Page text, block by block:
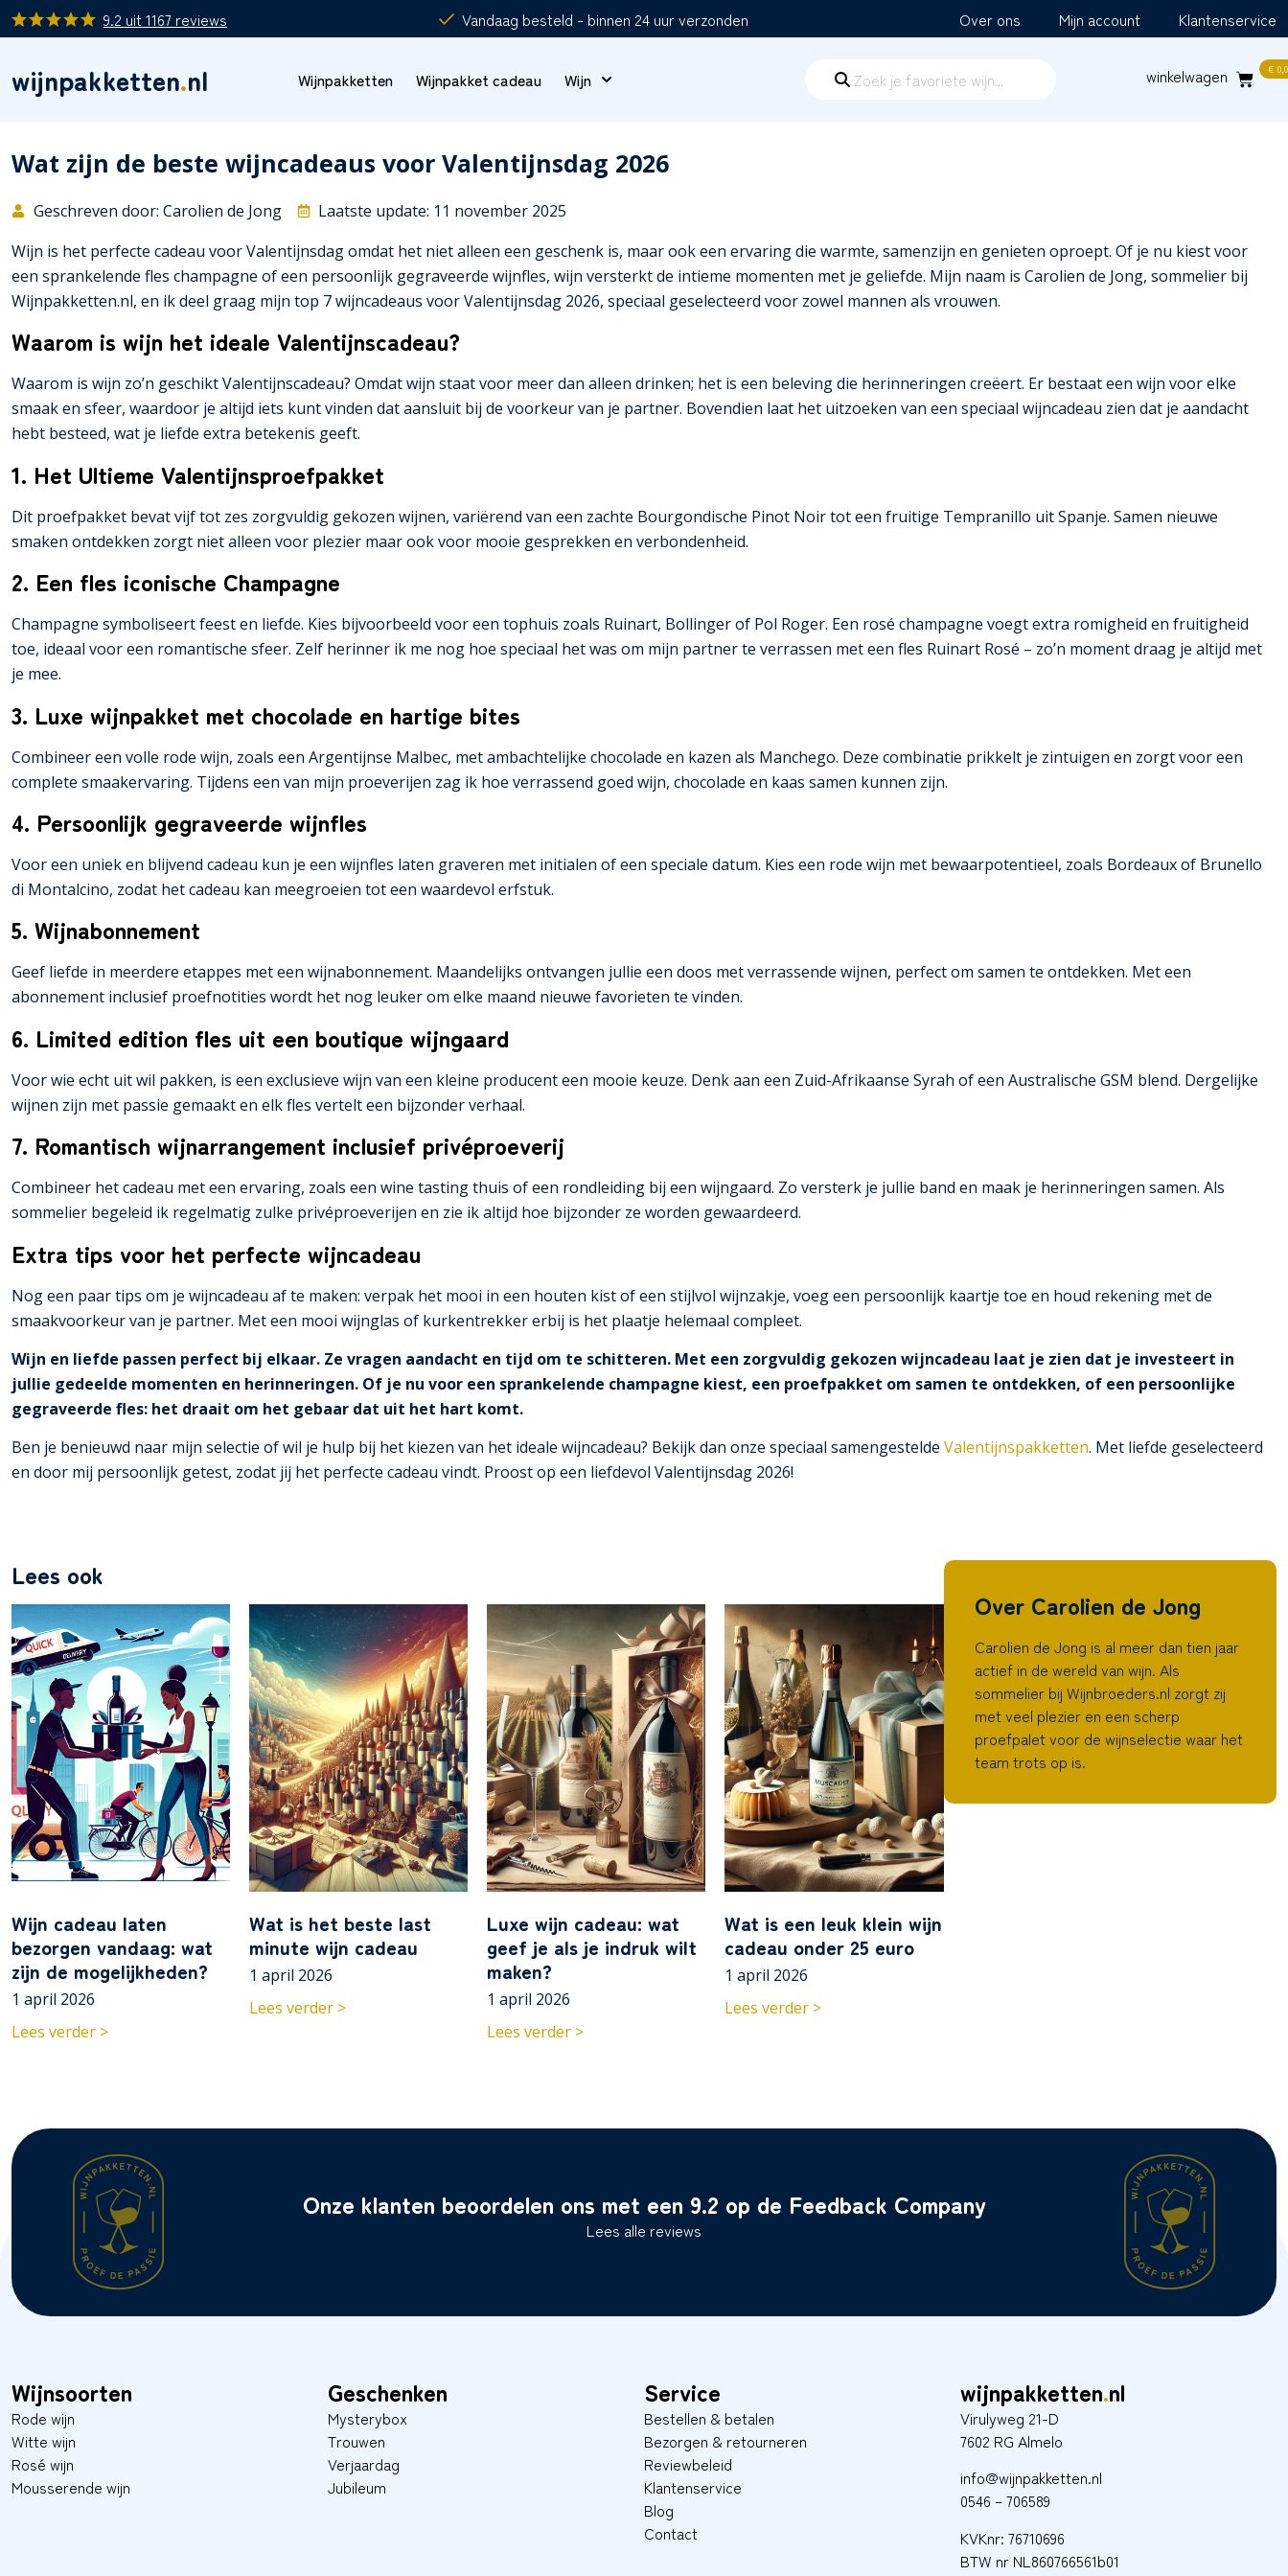
9.2 uit1167 reviews Vandaag besteld - binnen 24 uur verzonden Over ons Mijn account Klantenservice
wijnpakketten.nl Wijnpakketten Wijnpakket cadeau Wijn €
Wat zijn de beste wijncadeaus voor Valentijnsdag 2026
Geschreven door: Carolien de Jong
Laatste update: 11 november 2025
Wijn is het perfecte cadeau voor Valentijnsdag omdat het niet alleen een geschenk is, maar ook een ervaring die warmte, samenzijn en genieten oproept. Of je nu kiest voor
een sprankelende fles champagne of een persoonlijk gegraveerde wijnfles, wijn versterkt de intieme momenten met je geliefde. Mijn naam is Carolien de Jong, sommelier bij
Wijnpakketten.nl, en ik deel graag mijn top 7 wijncadeaus voor Valentijnsdag 2026, speciaal geselecteerd voor zowel mannen als vrouwen.
Waarom is wijn het ideale Valentijnscadeau?
Waarom is wijn zo’n geschikt Valentijnscadeau? Omdat wijn staat voor meer dan alleen drinken; het is een beleving die herinneringen creëert. Er bestaat een wijn voor elke
smaak en sfeer, waardoor je altijd iets kunt vinden dat aansluit bij de voorkeur van je partner. Bovendien laat het uitzoeken van een speciaal wijncadeau zien dat je aandacht
hebt besteed, wat je liefde extra betekenis geeft.
1. Het Ultieme Valentijnsproefpakket
Dit proefpakket bevat vijf tot zes zorgvuldig gekozen wijnen, variërend van een zachte Bourgondische Pinot Noir tot een fruitige Tempranillo uit Spanje. Samen nieuwe
smaken ontdekken zorgt niet alleen voor plezier maar ook voor mooie gesprekken en verbondenheid.
2. Een fles iconische Champagne
Champagne symboliseert feest en liefde. Kies bijvoorbeeld voor een tophuis zoals Ruinart, Bollinger of Pol Roger. Een rosé champagne voegt extra romigheid en fruitigheid
toe, ideaal voor een romantische sfeer. Zelf herinner ik me nog hoe speciaal het was om mijn partner te verrassen met een fles Ruinart Rosé – zo’n moment draag je altijd met
je mee.
3. Luxe wijnpakket met chocolade en hartige bites
Combineer een volle rode wijn, zoals een Argentijnse Malbec, met ambachtelijke chocolade en kazen als Manchego. Deze combinatie prikkelt je zintuigen en zorgt voor een
complete smaakervaring. Tijdens een van mijn proeverijen zag ik hoe verrassend goed wijn, chocolade en kaas samen kunnen zijn.
4. Persoonlijk gegraveerde wijnfles
Voor een uniek en blijvend cadeau kun je een wijnfles laten graveren met initialen of een speciale datum. Kies een rode wijn met bewaarpotentieel, zoals Bordeaux of Brunello
di Montalcino, zodat het cadeau kan meegroeien tot een waardevol erfstuk.
5. Wijnabonnement
Geef liefde in meerdere etappes met een wijnabonnement. Maandelijks ontvangen jullie een doos met verrassende wijnen, perfect om samen te ontdekken. Met een
abonnement inclusief proefnotities wordt het nog leuker om elke maand nieuwe favorieten te vinden.
6. Limited edition fles uit een boutique wijngaard
Voor wie echt uit wil pakken, is een exclusieve wijn van een kleine producent een mooie keuze. Denk aan een Zuid-Afrikaanse Syrah of een Australische GSM blend. Dergelijke
wijnen zijn met passie gemaakt en elk fles vertelt een bijzonder verhaal.
7. Romantisch wijnarrangement inclusief privéproeverij
Combineer het cadeau met een ervaring, zoals een wine tasting thuis of een rondleiding bij een wijngaard. Zo versterk je jullie band en maak je herinneringen samen. Als
sommelier begeleid ik regelmatig zulke privéproeverijen en zie ik altijd hoe bijzonder ze worden gewaardeerd.
Extra tips voor het perfecte wijncadeau
Nog een paar tips om je wijncadeau af te maken: verpak het mooi in een houten kist of een stijlvol wijnzakje, voeg een persoonlijk kaartje toe en houd rekening met de
smaakvoorkeur van je partner. Met een mooi wijnglas of kurkentrekker erbij is het plaatje helemaal compleet.
Wijn en liefde passen perfect bij elkaar. Ze vragen aandacht en tijd om te schitteren. Met een zorgvuldig gekozen wijncadeau laat je zien dat je investeert in
jullie gedeelde momenten en herinneringen. Of je nu voor een sprankelende champagne kiest, een proefpakket om samen te ontdekken, of een persoonlijke
gegraveerde fles: het draait om het gebaar dat uit het hart komt.
Ben je benieuwd naar mijn selectie of wil je hulp bij het kiezen van het ideale wijncadeau? Bekijk dan onze speciaal samengestelde Valentijnspakketten. Met liefde geselecteerd
en door mij persoonlijk getest, zodat jij het perfecte cadeau vindt. Proost op een liefdevol Valentijnsdag 2026!
Lees ook
Wijn cadeau laten
bezorgen vandaag: wat
zijn de mogelijkheden?
1 april 2026
Lees verder >
Wat is het beste last
minute wijn cadeau
1 april 2026
Lees verder >
Luxe wijn cadeau: wat
geef je als je indruk wilt
maken?
1 april 2026
Lees verder >
Wat is een leuk klein wijn
cadeau onder 25 euro
1 april 2026
Lees verder >
Over Carolien de Jong
Carolien de Jong is al meer dan tien jaar
actief in de wereld van wijn. Als
sommelier bij Wijnbroeders.nl zorgt zij
met veel plezier en een scherp
proefpalet voor de wijnselectie waar het
team trots op is.
Onze klanten beoordelen ons met een 9.2 op de Feedback Company
Lees alle reviews
Wijnsoorten
Rode wijn
Witte wijn
Rosé wijn
Mousserende wijn
Geschenken
Mysterybox
Trouwen
Verjaardag
Jubileum
Service
Bestellen & betalen
Bezorgen & retourneren
Reviewbeleid
Klantenservice
Blog
Contact
wijnpakketten.nl
Virulyweg 21-D
7602 RG Almelo
info@wijnpakketten.nl
0546 – 706589
KVKnr: 76710696
BTW nr NL860766561b01